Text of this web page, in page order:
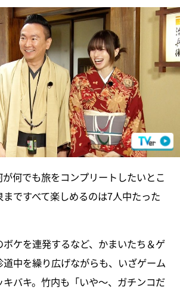
何でも旅をコンプリートしたいとこ
ですべて楽しめるのは7人中たった
ケを連発するなど、かまいたち＆ゲ
中を繰り広げながらも、いざゲーム
キバキ。竹内も「いや～、ガチンコだ